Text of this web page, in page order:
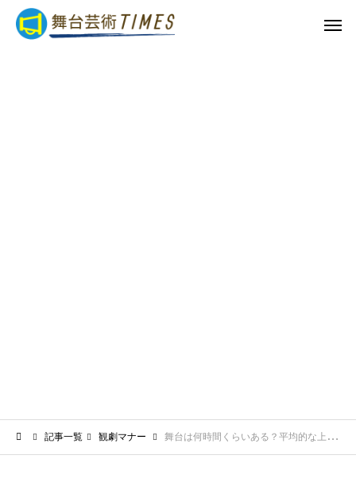
記事一覧 観劇マナー 舞台は何時間くらいある？平均的な上演時間と休憩の有無を解説